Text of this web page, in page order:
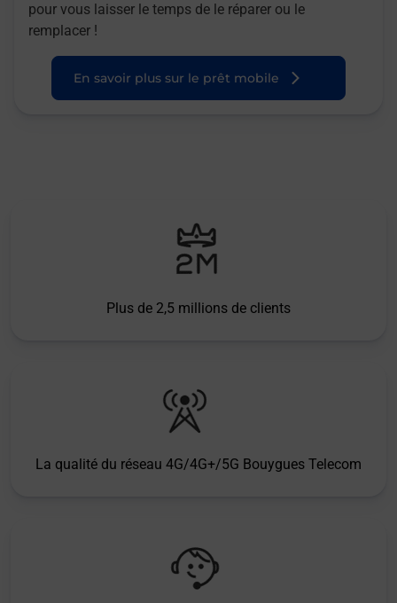
pour vous laisser le temps de le réparer ou le
remplacer !
En savoir plus sur le prêt mobile
Plus de 2,5 millions de clients
La qualité du réseau 4G/4G+/5G Bouygues Telecom